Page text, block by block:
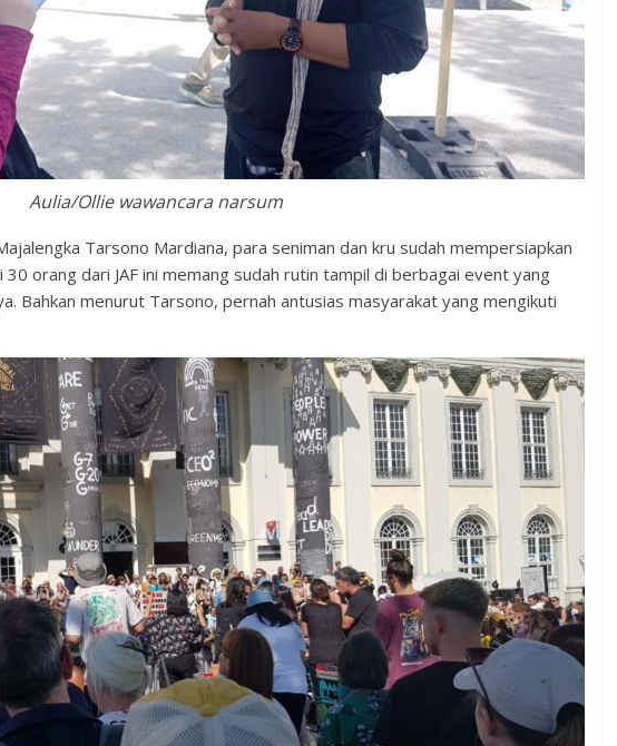
Aulia/Ollie wawancara narsum
Tarsono Mardiana, para seniman dan kru sudah mempersiapkan
orang dari JAF ini memang sudah rutin tampil di berbagai event yang
Bahkan menurut Tarsono, pernah antusias masyarakat yang mengikuti